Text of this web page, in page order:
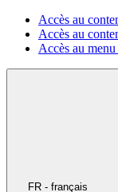
Accès au
Accès au
Accès au
FR - français